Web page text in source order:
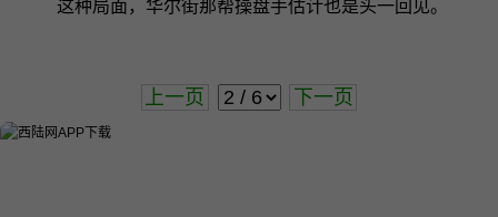
这种局面，华尔街那帮操盘手估计也是头一回见。
上一页 下一页